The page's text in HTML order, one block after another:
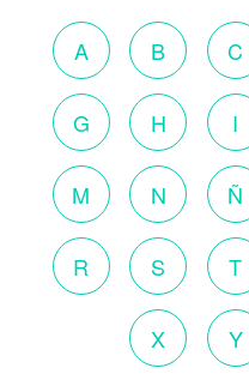
A B C
G H I
M N Ñ
R S T
X Y